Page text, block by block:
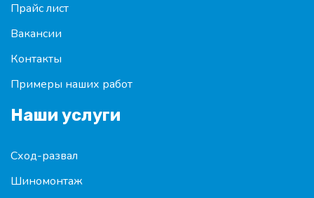
Прайс лист
Вакансии
Контакты
Примеры наших работ
Наши услуги
Сход-развал
Шиномонтаж